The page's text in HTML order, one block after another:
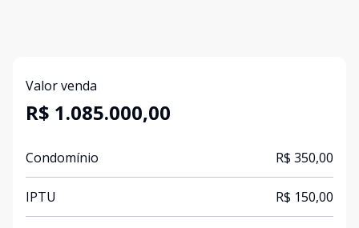
Valor venda
R$ 1.085.000,00
Condomínio R$ 350,00
IPTU R$ 150,00